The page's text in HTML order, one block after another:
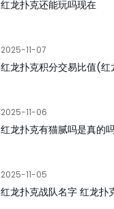
红龙扑克还能玩吗现在
2025-11-07
红龙扑克积分交易比值(红
2025-11-06
红龙扑克有猫腻吗是真的
2025-11-05
红龙扑克战队名字 红龙扑